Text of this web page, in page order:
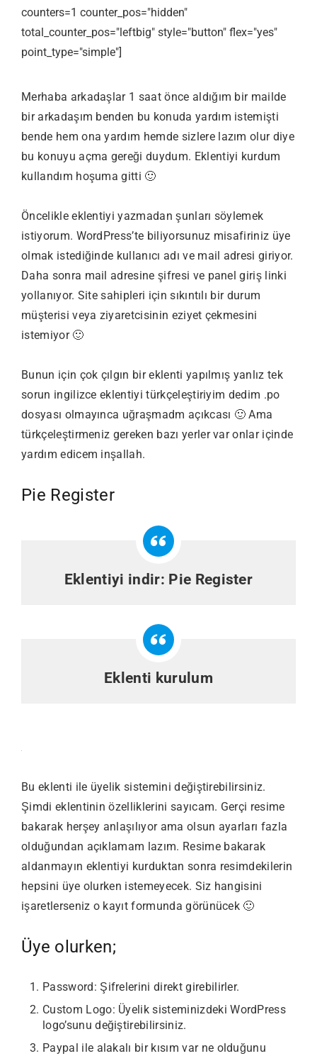
counters=1 counter_pos="hidden"
total_counter_pos="leftbig" style="button" flex="yes"
point_type="simple"]
Merhaba arkadaşlar 1 saat önce aldığım bir mailde
bir arkadaşım benden bu konuda yardım istemişti
bende hem ona yardım hemde sizlere lazım olur diye
bu konuyu açma gereği duydum. Eklentiyi kurdum
kullandım hoşuma gitti 🙂
Öncelikle eklentiyi yazmadan şunları söylemek
istiyorum. WordPress’te biliyorsunuz misafiriniz üye
olmak istediğinde kullanıcı adı ve mail adresi giriyor.
Daha sonra mail adresine şifresi ve panel giriş linki
yollanıyor. Site sahipleri için sıkıntılı bir durum
müşterisi veya ziyaretcisinin eziyet çekmesini
istemiyor 🙂
Bunun için çok çılgın bir eklenti yapılmış yanlız tek
sorun ingilizce eklentiyi türkçeleştiriyim dedim .po
dosyası olmayınca uğraşmadm açıkcası 🙂 Ama
türkçeleştirmeniz gereken bazı yerler var onlar içinde
yardım edicem inşallah.
Pie Register
Eklentiyi indir: Pie Register
Eklenti kurulum
Bu eklenti ile üyelik sistemini değiştirebilirsiniz.
Şimdi eklentinin özelliklerini sayıcam. Gerçi resime
bakarak herşey anlaşılıyor ama olsun ayarları fazla
olduğundan açıklamam lazım. Resime bakarak
aldanmayın eklentiyi kurduktan sonra resimdekilerin
hepsini üye olurken istemeyecek. Siz hangisini
işaretlerseniz o kayıt formunda görünücek 🙂
Üye olurken;
Password: Şifrelerini direkt girebilirler.
Custom Logo: Üyelik sisteminizdeki WordPress
logo’sunu değiştirebilirsiniz.
Paypal ile alakalı bir kısım var ne olduğunu